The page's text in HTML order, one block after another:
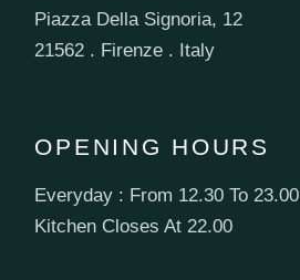
Piazza Della Signoria, 12
21562 . Firenze . Italy
OPENING HOURS
Everyday : From 12.30 To 23.00
Kitchen Closes At 22.00
Book